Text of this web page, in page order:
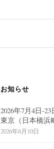
お知らせ
2026年7月4日-
東京（日本橋浜
2026年6月10日